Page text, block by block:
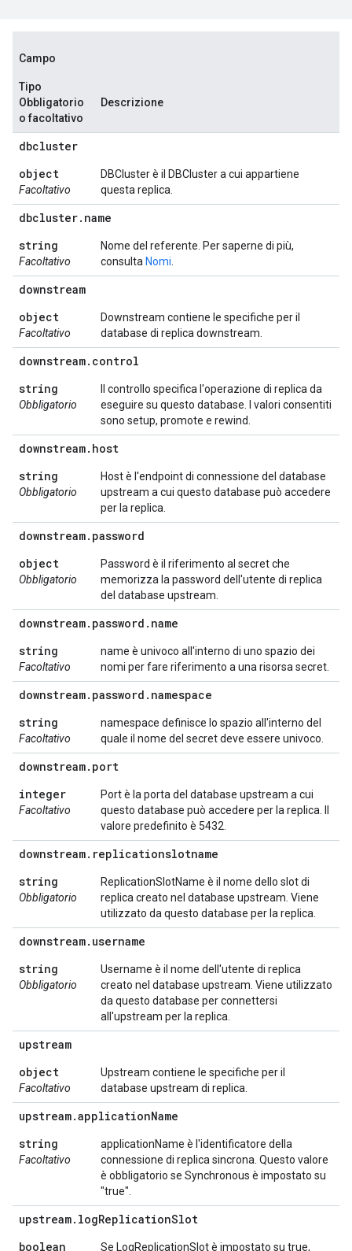
Campo
Tipo
Obbligatorio
o facoltativo
Descrizione
dbcluster
object
Facoltativo
DBCluster è il DBCluster a cui appartiene
questa replica.
dbcluster. name
string
Facoltativo
Nome del referente. Per saperne di più,
consulta Nomi
downstream
object
Facoltativo
Downstream contiene le specifiche per il
database di replica downstream.
downstream. control
string
Obbligatorio
Il controllo specifica l'operazione di replica da
eseguire su questo database. I valori consentiti
sono setup, promote e rewind.
downstream. host
string
Obbligatorio
Host è l'endpoint di connessione del database
upstream a cui questo database può accedere
per la replica.
downstream. password
object
Obbligatorio
Password è il riferimento al secret che
memorizza la password dell'utente di replica
del database upstream.
downstream. password . name
string
Facoltativo
name è univoco all'interno di uno spazio dei
nomi per fare riferimento a una risorsa secret.
downstream. password . namespace
string
Facoltativo
namespace definisce lo spazio all'interno del
quale il nome del secret deve essere univoco.
downstream. port
integer
Facoltativo
Port è la porta del database upstream a cui
questo database può accedere per la replica. Il
valore predefinito è 5432.
downstream. replicationslotname
string
Obbligatorio
ReplicationSlotName è il nome dello slot di
replica creato nel database upstream. Viene
utilizzato da questo database per la replica.
downstream. username
string
Obbligatorio
Username è il nome dell'utente di replica
creato nel database upstream. Viene utilizzato
da questo database per connettersi
all'upstream per la replica.
upstream
object
Facoltativo
Upstream contiene le specifiche per il
database upstream di replica.
upstream.applicationName
string
Facoltativo
applicationName è l'identificatore della
connessione di replica sincrona. Questo valore
è obbligatorio se Synchronous è impostato su
"true".
upstream. logReplicationSlot
boolean
Se LogReplicationSlot è impostato su true,